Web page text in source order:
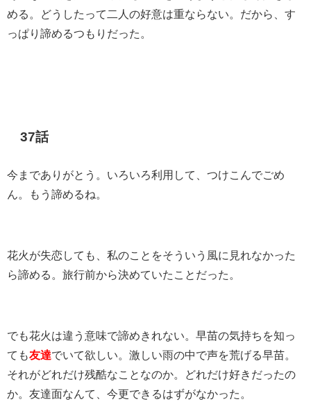
める。どうしたって二人の好意は重ならない。だから、す
っぱり諦めるつもりだった。
37話
今までありがとう。いろいろ利用して、つけこんでごめ
ん。もう諦めるね。
花火が失恋しても、私のことをそういう風に見れなかった
ら諦める。旅行前から決めていたことだった。
でも花火は違う意味で諦めきれない。早苗の気持ちを知っ
ても友達でいて欲しい。激しい雨の中で声を荒げる早苗。
それがどれだけ残酷なことなのか。どれだけ好きだったの
か。友達面なんて、今更できるはずがなかった。